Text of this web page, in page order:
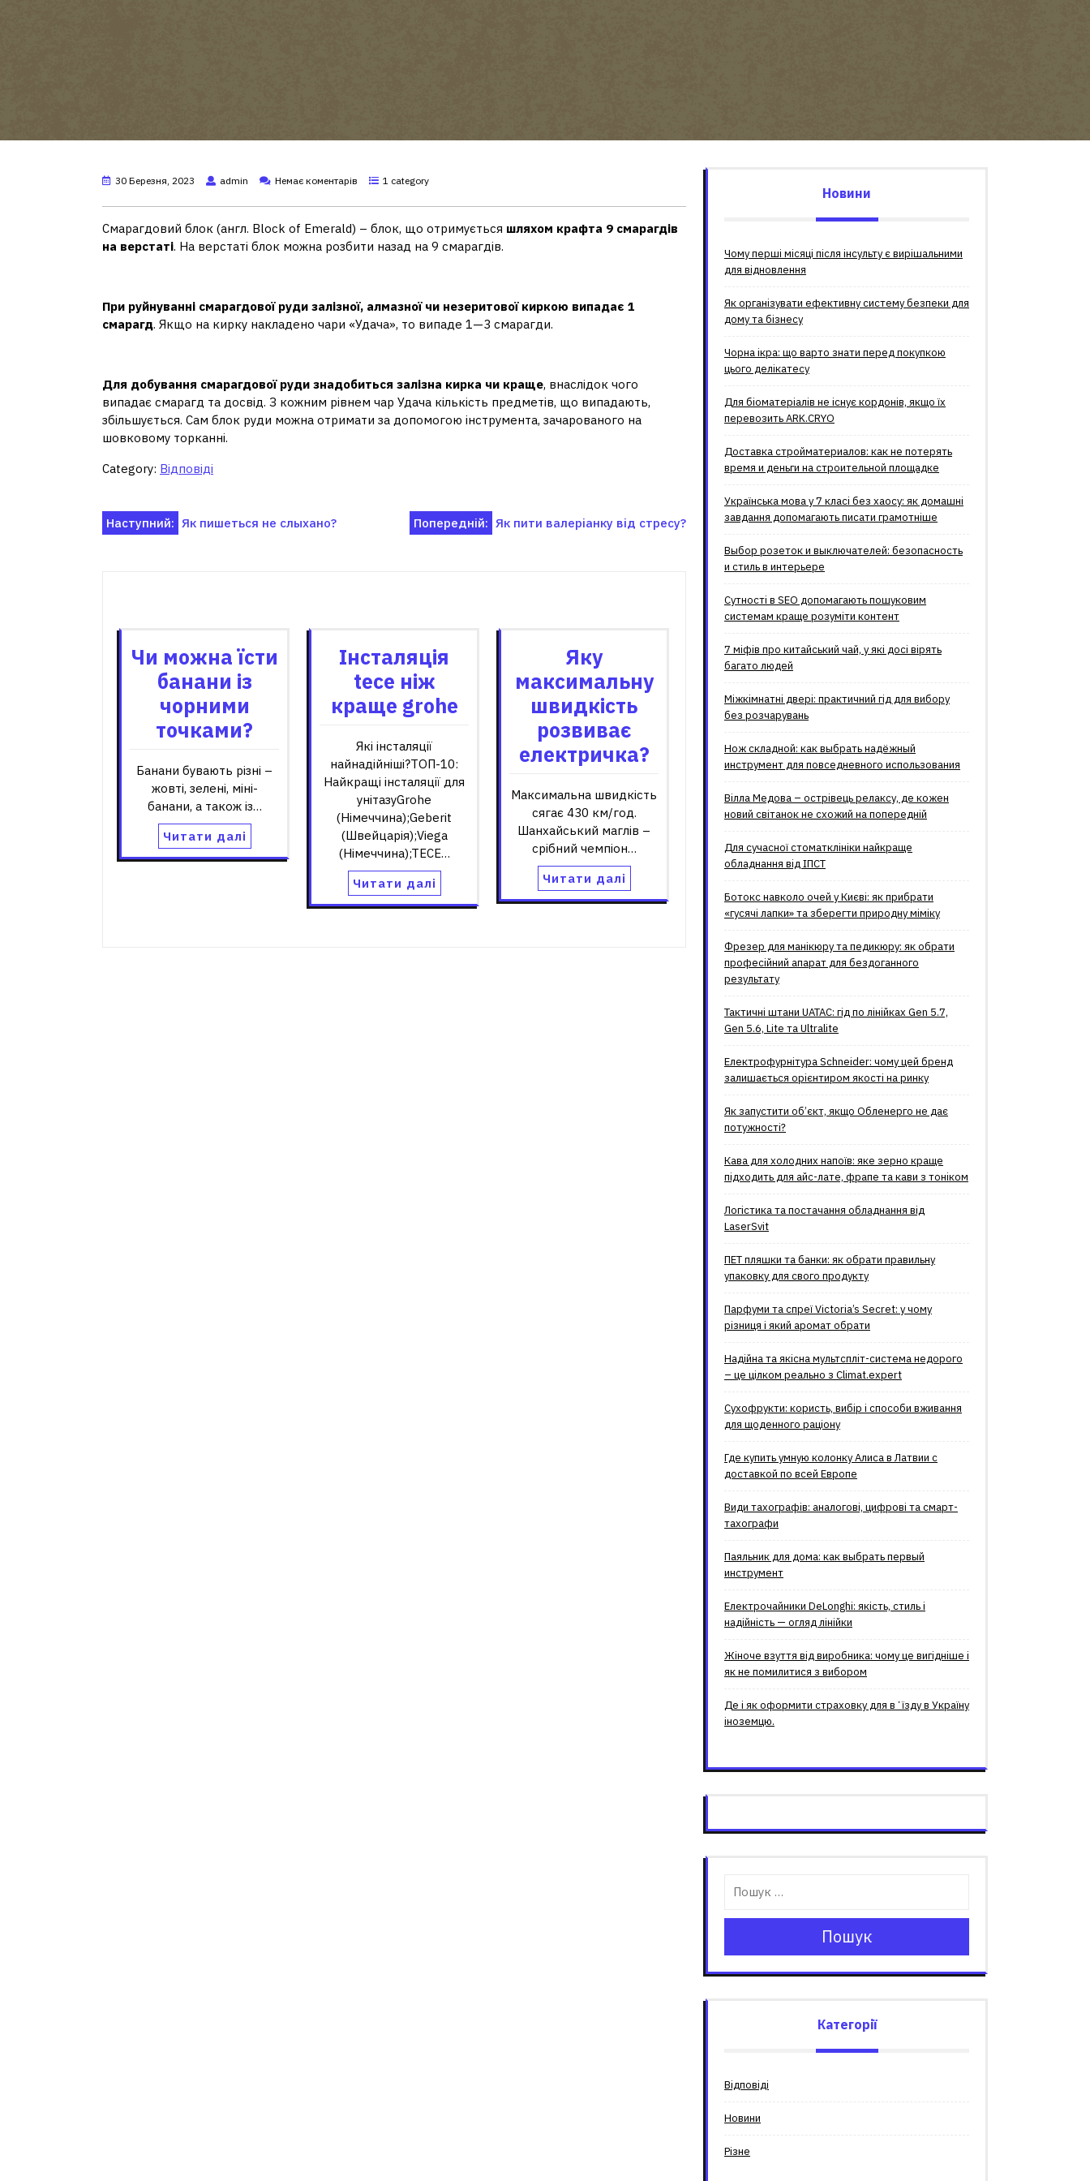
30 Березня, 2023 admin Немає коментарів 1 category
Смарагдовий блок (англ. Block of Emerald) – блок, що отримується шляхом крафта 9 смарагдів
на верстаті. На верстаті блок можна розбити назад на 9 смарагдів.
При руйнуванні смарагдової руди залізної, алмазної чи незеритової киркою випадає 1
смарагд. Якщо на кирку накладено чари «Удача», то випаде 1—3 смарагди.
Для добування смарагдової руди знадобиться залізна кирка чи краще, внаслідок чого
випадає смарагд та досвід. З кожним рівнем чар Удача кількість предметів, що випадають,
збільшується. Сам блок руди можна отримати за допомогою інструмента, зачарованого на
шовковому торканні.
Category: Відповіді
Навігація
Попередній: Як пити валеріанку від стресу?
Наступний: Як пишеться не слыхано?
Чи можна їсти
банани із
чорними
точками?
Банани бувають різні –
жовті, зелені, міні-
банани, а також із…
Читати далі
Інсталяція
tece ніж
краще grohe
Які інсталяції
найнадійніші?ТОП-10:
Найкращі інсталяції для
унітазуGrohe
(Німеччина);Geberit
(Швейцарія);Viega
(Німеччина);TECE…
Читати далі
Яку
максимальну
швидкість
розвиває
електричка?
Максимальна швидкість
сягає 430 км/год.
Шанхайський маглів –
срібний чемпіон…
Читати далі
Новини
Чому перші місяці після інсульту є вирішальними
для відновлення
Як організувати ефективну систему безпеки для
дому та бізнесу
Чорна ікра: що варто знати перед покупкою
цього делікатесу
Для біоматеріалів не існує кордонів, якщо їх
перевозить ARK.CRYO
Доставка стройматериалов: как не потерять
время и деньги на строительной площадке
Українська мова у 7 класі без хаосу: як домашні
завдання допомагають писати грамотніше
Выбор розеток и выключателей: безопасность
и стиль в интерьере
Сутності в SEO допомагають пошуковим
системам краще розуміти контент
7 міфів про китайський чай, у які досі вірять
багато людей
Міжкімнатні двері: практичний гід для вибору
без розчарувань
Нож складной: как выбрать надёжный
инструмент для повседневного использования
Вілла Медова – острівець релаксу, де кожен
новий світанок не схожий на попередній
Для сучасної стоматклініки найкраще
обладнання від ІПСТ
Ботокс навколо очей у Києві: як прибрати
«гусячі лапки» та зберегти природну міміку
Фрезер для манікюру та педикюру: як обрати
професійний апарат для бездоганного
результату
Тактичні штани UATAC: гід по лінійках Gen 5.7,
Gen 5.6, Lite та Ultralite
Електрофурнітура Schneider: чому цей бренд
залишається орієнтиром якості на ринку
Як запустити об’єкт, якщо Обленерго не дає
потужності?
Кава для холодних напоїв: яке зерно краще
підходить для айс-лате, фрапе та кави з тоніком
Логістика та постачання обладнання від
LaserSvit
ПЕТ пляшки та банки: як обрати правильну
упаковку для свого продукту
Парфуми та спреї Victoria’s Secret: у чому
різниця і який аромат обрати
Надійна та якісна мультспліт-система недорого
– це цілком реально з Climat.еxpert
Сухофрукти: користь, вибір і способи вживання
для щоденного раціону
Где купить умную колонку Алиса в Латвии с
доставкой по всей Европе
Види тахографів: аналогові, цифрові та смарт-
тахографи
Паяльник для дома: как выбрать первый
инструмент
Електрочайники DeLonghi: якість, стиль і
надійність — огляд лінійки
Жіноче взуття від виробника: чому це вигідніше і
як не помилитися з вибором
Де і як оформити страховку для вʼїзду в Україну
іноземцю.
Пошук
Категорії
Відповіді
Новини
Різне